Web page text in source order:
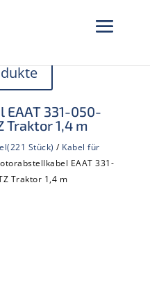
331-050-
Traktor 1,4 m
Stück) / Kabel für
EААТ 331-
Traktor 1,4 m